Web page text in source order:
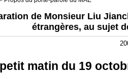
de Monsieur Liu
étrangères, au sujet
matin du 19